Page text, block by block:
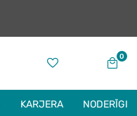
0
KARJERA NODERĪGI